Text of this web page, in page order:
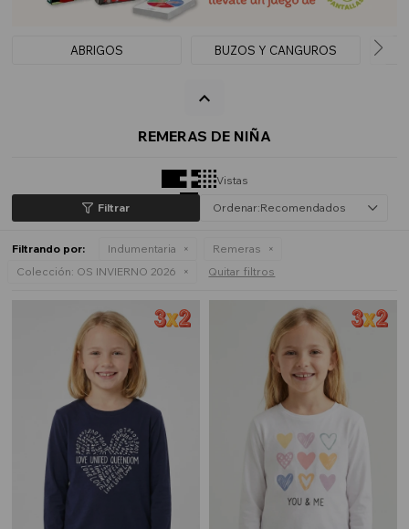
ABRIGOS BUZOS Y CANGUROS
REMERAS DE NIÑA
Vistas
Recomendados
Filtrando por: Indumentaria
Remeras
Colección: OS INVIERNO 2026 Quitar filtros